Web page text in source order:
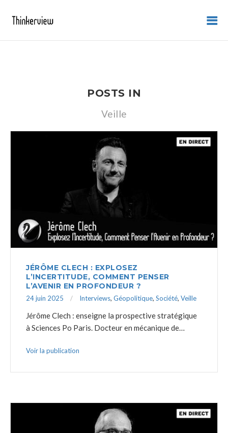
POSTS IN
Veille
JÉRÔME CLECH : EXPLOSEZ
L’INCERTITUDE, COMMENT PENSER
L’AVENIR EN PROFONDEUR ?
24 juin 2025 Interviews, Géopolitique, Société, Veille
Jérôme Clech : enseigne la prospective stratégique
à Sciences Po Paris. Docteur en mécanique de…
Voir la publication